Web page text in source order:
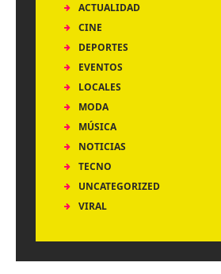
ACTUALIDAD
CINE
DEPORTES
EVENTOS
LOCALES
MODA
MÚSICA
NOTICIAS
TECNO
UNCATEGORIZED
VIRAL